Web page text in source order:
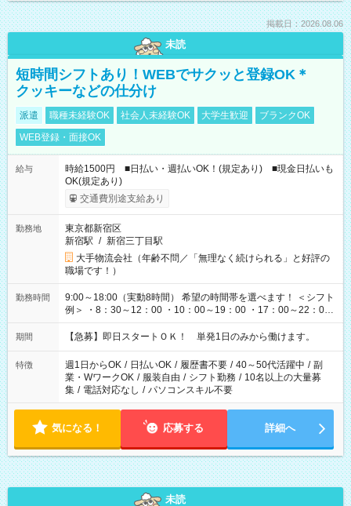
掲載日：2026.08.06
未読
短時間シフトあり！WEBでサクッと登録OK＊
クッキーなどの仕分け
派遣 職種未経験OK 社会人未経験OK 大学生歓迎
ブランクOK
WEB登録・面接OK
給与
時給1500円 ■日払い・週払いOK！(規定あり) ■現金日払いも
OK(規定あり)
交通費別途支給あり
勤務地
東京都新宿区
新宿駅 / 新宿三丁目駅
大手物流会社（年齢不問／「無理なく続けられる」と好評の
職場です！）
勤務時間
9:00～18:00（実動8時間） 希望の時間帯を選べます！ ＜シフト
例＞ ・8：30～12：00 ・10：00～19：00 ・17：00～22：00
・13：00～22：00 ・22：00～翌6：00 など
期間 【急募】即日スタートＯＫ！ 単発1日のみから働けます。
特徴 週1日からOK / 日払いOK / 履歴書不要 / 40～50代活躍中 / 副
業・WワークOK / 服装自由 / シフト勤務 / 10名以上の大量募
集 / 電話対応なし / パソコンスキル不要
気になる！ 応募する 詳細へ
未読